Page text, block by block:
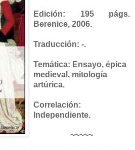
Edición: 195 págs.
Berenice, 2006.
Traducción: -.
Temática: Ensayo, épica
medieval, mitología
artúrica.
Correlación:
Independiente.
~~~~~